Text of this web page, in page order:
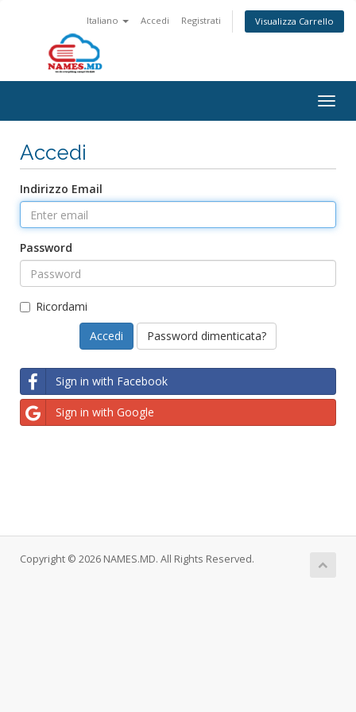
Italiano Accedi Registrati Visualizza Carrello
Accedi
Indirizzo Email
Password
Ricordami
Password dimenticata?
Sign in with Facebook
Sign in with Google
Copyright © 2026 NAMES.MD. All Rights Reserved.